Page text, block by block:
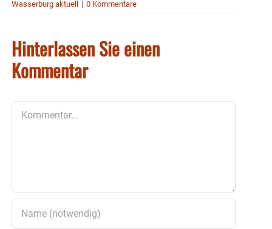
Wasserburg aktuell | 0 Kommentare
Hinterlassen Sie einen
Kommentar